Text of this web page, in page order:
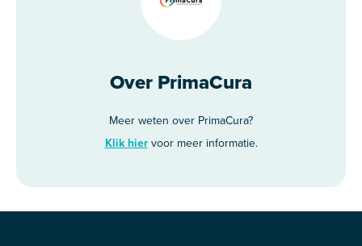
Over PrimaCura
Meer weten over PrimaCura?
Klik hiervoor meer informatie.